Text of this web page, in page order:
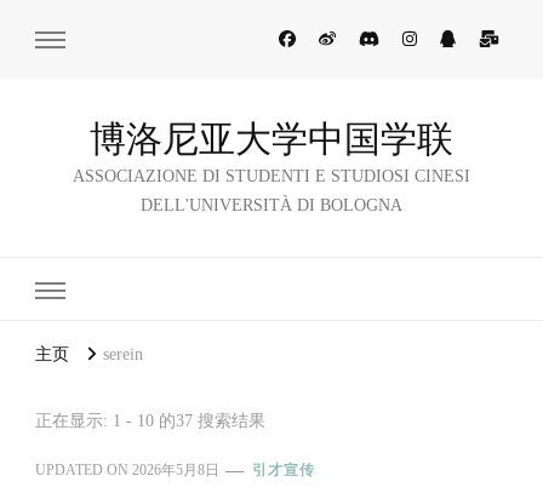
博洛尼亚大学中国学联
ASSOCIAZIONE DI STUDENTI E STUDIOSI CINESI
DELL'UNIVERSITÀ DI BOLOGNA
主页 serein
正在显示: 1 - 10 的37 搜索结果
UPDATED ON 2026年5月8日 引才宣传